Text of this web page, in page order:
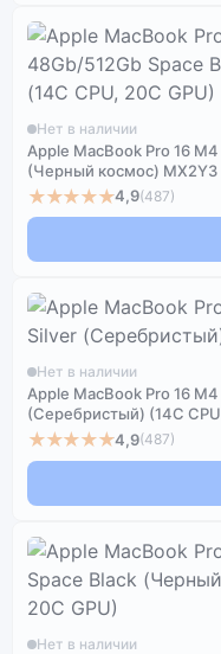
Нет в наличии
Apple MacBook Pro 16
(Черный космос) MX2Y3
★★★★★4,9(487)
Нет в наличии
Apple MacBook Pro 16
(Серебристый) (14C
★★★★★4,9(487)
Нет в наличии